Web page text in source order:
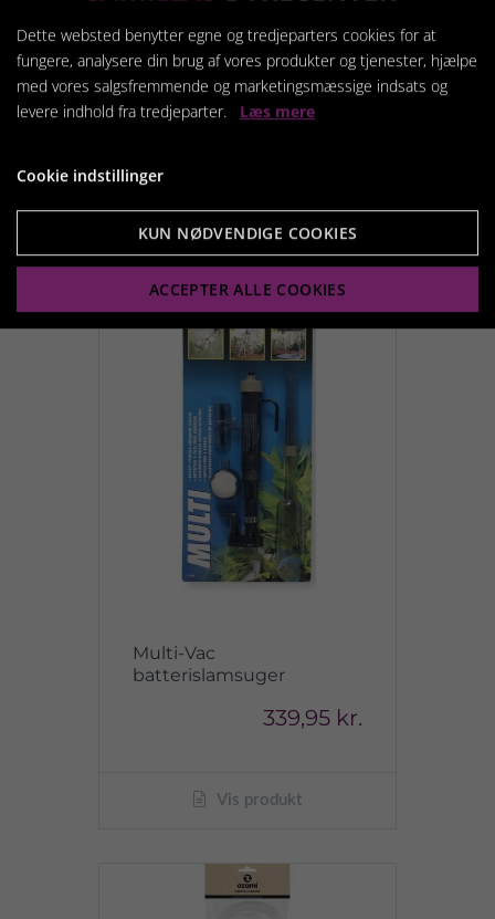
Handy algeskraber
Vis produkt
Multi-Vac
batterislamsuger
339,95 kr.
Vis produkt
Dette websted benytter egne og tredjeparters cookies for at
fungere, analysere din brug af vores produkter og tjenester, hjælpe
med vores salgsfremmende og marketingsmæssige indsats og
levere indhold fra tredjeparter. Læs mere
Cookie indstillinger
KUN NØDVENDIGE COOKIES
ACCEPTER ALLE COOKIES